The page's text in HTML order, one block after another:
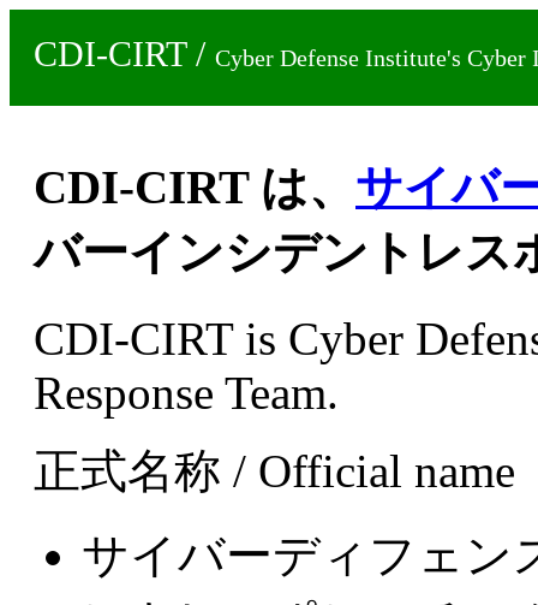
CDI-CIRT / Cyber Defense Institute's Cyber
CDI-CIRT は、 サイバ
バーインシデントレス
CDI-CIRT is Cyber
Response Team.
正式名称 / Official name
サイバーディフェン